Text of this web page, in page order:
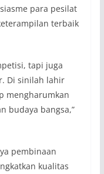
para pesilat
terbaik
tapi juga
Di sinilah lahir
mengharumkan
budaya bangsa,”
pembinaan
kualitas